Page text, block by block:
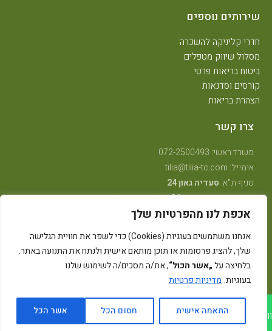
אכפת לנו מהפרטיות שלך
אנחנו משתמשים בעוגיות (Cookies) כדי לשפר את חוויית הגלישה
שלך, להציג פרסומות או תוכן מותאם אישית ולנתח את התנועה באתר.
בלחיצה על„אשר הכול“, את/ה מסכים/ה לשימוש שלנו
בעוגיות. מדיניות פרטיות
התאמה אישית חסום הכל אשר הכל חייג/י לטיליה ווצאפ לטיליה
שירותים נוספים
חדרי קליניקה להשכרה
מסלול שיווק מטפלים
ביטוח בריאות פרטי
קורסים וסדנאות
הצהרת בריאות
צרו קשר
משרד ראשי: 072-2500493
אימייל: tilia@tilia-tc.com
סניף ת"א: סעדיה גאון 24
סניף רמת גן:בן גוריון 24, קליניקה טיפולית.
סניף חיפה:טשרניחובסקי 35
(בנין אסטרא) קומה 3.
שדרות ויצמן 41
(במכון שגית פילאטיס)
סניף קיבוץ אלונים:
ליד מרכז אלון
(בבית הדורות)
סניף באר שבע: מרדכי מקלף 62 (מאוחדת שכונה ו׳ החדשה)
רייבן מדיה - קידום ובניית אתרים גלילה